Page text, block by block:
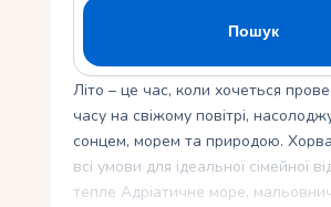
Літо – це час, коли хочеться
часу на свіжому повітрі,
сонцем, морем та природою.
всі умови для ідеальної сімейної
тепле Адріатичне море,